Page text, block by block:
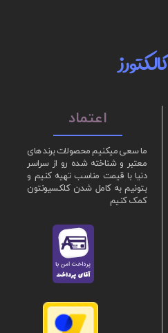
ما سعی میکنیم محصولات برند های
معتبر و شناخته شده رو از سراسر
دنیا با قیمت مناسب تهیه کنیم و
بتونیم به کامل شدن کلکسیونتون
کمک کنیم
کالکتورز
اعتماد